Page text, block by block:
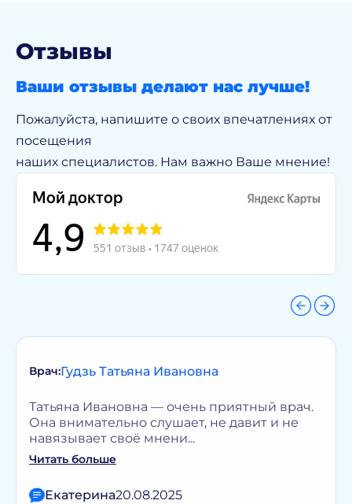
Отзывы
Ваши отзывы делают нас лучше!
Пожалуйста, напишите о своих впечатлениях от
посещения
наших специалистов. Нам важно Ваше мнение!
Врач:Гудзь Татьяна Ивановна
Татьяна Ивановна — очень приятный врач.
Она внимательно слушает, не давит и не
навязывает своё мнени...
Читать больше
Екатерина20.08.2025